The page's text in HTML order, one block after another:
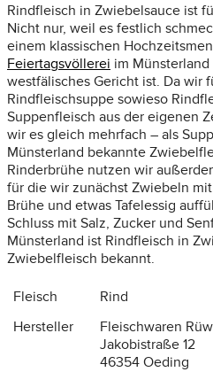
Rindfleisch in Zwiebelsauce ist
Nicht nur, weil es festlich
einem klassischen
Feiertagsvöllerei im
westfälisches Gericht ist. Da wir
Rindfleischsuppe sowieso
Suppenfleisch aus der eigenen
wir es gleich mehrfach – als
Münsterland bekannte
Rinderbrühe nutzen wir
für die wir zunächst Zwiebeln
Brühe und etwas Tafelessig
Schluss mit Salz, Zucker und
Münsterland ist Rindfleisch in
Zwiebelfleisch bekannt.
Fleisch
Rind
Hersteller
Fleischwaren
Jakobistraße 12
46354 Oeding